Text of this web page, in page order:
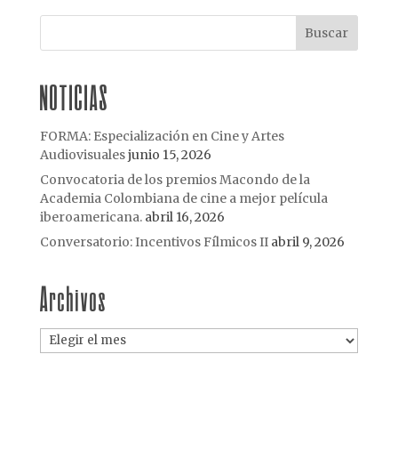
NOTICIAS
FORMA: Especialización en Cine y Artes
Audiovisualesjunio 15, 2026
Convocatoria de los premios Macondo de la
Academia Colombiana de cine a mejor película
iberoamericana. abril 16, 2026
Conversatorio: Incentivos Fílmicos II abril 9, 2026
Archivos
Archivos